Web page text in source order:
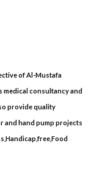
of Al-Mustafa
medical consultancy and
provide quality
and hand pump projects